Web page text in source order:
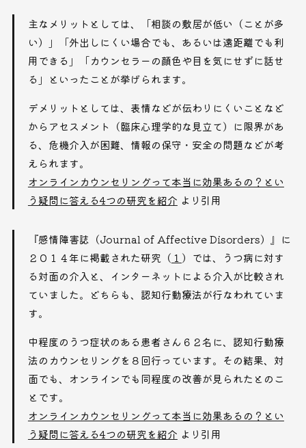
主なメリットとしては、「相談の敷居が低い（ことが多
い）」「外出しにくい場合でも、あるいは遠距離でも利
用できる」「カウンセラーの顔色や目を気にせずに話せ
る」といったことが挙げられます。
デメリットとしては、表情などが伝わりにくいことなど
からアセスメント（臨床心理学的な見立て）に限界があ
る、危機介入が困難、情報の保守・安全の問題などが考
えられます。
オンラインカウンセリングって本当に効果あるの？とい
う疑問に答える4つの研究を紹介 より引用
『感情障害誌（Journal of Affective Disorders）』に
２０１４年に掲載された研究（ １ ）では、うつ病に対す
る対面の介入と、インターネットによる介入が比較され
ていました。どちらも、認知行動療法が行なわれていま
す。
中程度のうつ症状のある患者さん６２名に、認知行動療
法のカウンセリングを８回行っています。その結果、対
面でも、オンラインでも同程度の改善が見られたとのこ
とです。
オンラインカウンセリングって本当に効果あるの？とい
う疑問に答える4つの研究を紹介 より引用